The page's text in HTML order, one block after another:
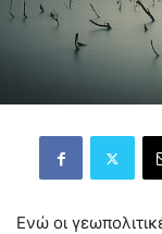
Ενώ οι